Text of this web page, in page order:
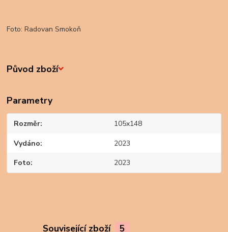
Foto: Radovan Smokoň
Původ zboží
Parametry
Rozměr 105x148
Vydáno 2023
Foto 2023
Související zboží 5